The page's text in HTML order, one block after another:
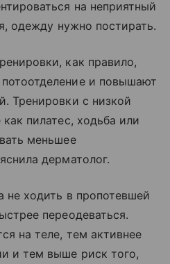
на неприятный
одежду нужно постирать.
как правило,
и повышают
Тренировки с низкой
пилатес, ходьба или
меньшее
дерматолог.
не ходить в пропотевшей
переодеваться.
на теле, тем активнее
и тем выше риск того,